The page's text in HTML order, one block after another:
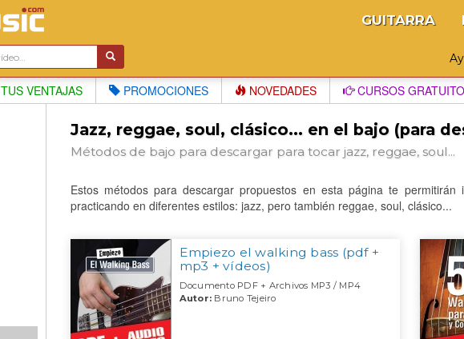
GUITARRA
TUS VENTAJAS PROMOCIONES NOVEDADES CURSOS
Jazz, reggae, soul, clásico... en el bajo (para
Métodos de bajo para descargar para tocar jazz, reggae, soul...
Estos métodos para descargar propuestos en esta página te
practicando en diferentes estilos: jazz, pero también reggae, soul, clásico...
Empiezo el walking bass (pdf +
mp3 + vídeos)
Documento PDF + Archivos MP3 / MP4
Autor: Bruno Tejeiro